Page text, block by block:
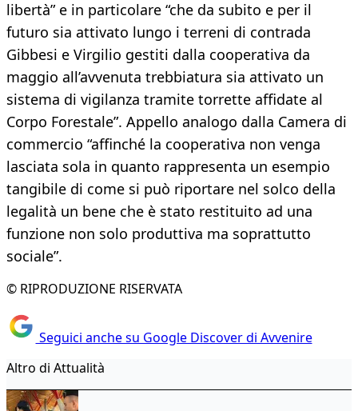
libertà” e in particolare “che da subito e per il
futuro sia attivato lungo i terreni di contrada
Gibbesi e Virgilio gestiti dalla cooperativa da
maggio all’avvenuta trebbiatura sia attivato un
sistema di vigilanza tramite torrette affidate al
Corpo Forestale”. Appello analogo dalla Camera di
commercio “affinché la cooperativa non venga
lasciata sola in quanto rappresenta un esempio
tangibile di come si può riportare nel solco della
legalità un bene che è stato restituito ad una
funzione non solo produttiva ma soprattutto
sociale”.
© RIPRODUZIONE RISERVATA
Seguici anche su Google Discover di Avvenire
Altro di Attualità